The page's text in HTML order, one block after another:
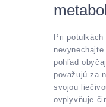
Pri
pohľad
považujú za
svojou
ovplyvňuje